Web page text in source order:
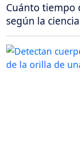
Cuánto tiempo
según la ciencia